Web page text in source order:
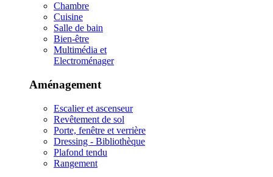
Chambre
Cuisine
Salle de bain
Bien-être
Multimédia et
Electroménager
Aménagement
Escalier et ascenseur
Revêtement de sol
Porte, fenêtre et verrière
Dressing - Bibliothèque
Plafond tendu
Rangement